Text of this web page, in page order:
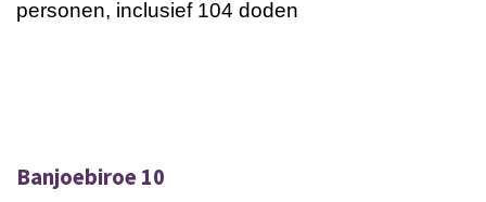
personen, inclusief 104 doden
Banjoebiroe 10